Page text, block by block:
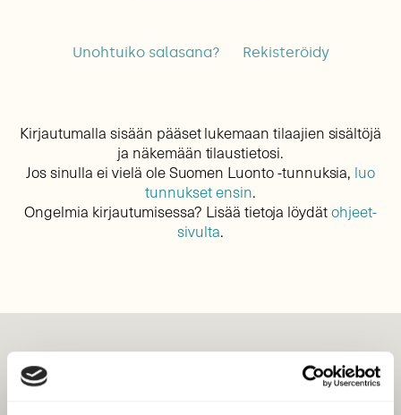
Unohtuiko salasana? Rekisteröidy
Kirjautumalla sisään pääset lukemaan tilaajien sisältöjä
ja näkemään tilaustietosi.
Jos sinulla ei vielä ole Suomen Luonto -tunnuksia, luo
tunnukset ensin.
Ongelmia kirjautumisessa? Lisää tietoja löydätohjeet-
sivulta.